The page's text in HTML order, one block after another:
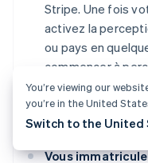
Stripe. Une fois
activez la
ou pays en
commencer à
ligne de code à
ou activer la
dans le
Vous
You’re viewing our
you’re in the United
Switch to the